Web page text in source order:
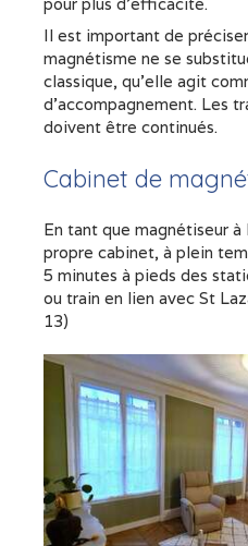
Il est important de
magnétisme ne se
classique, qu'elle agit
d'accompagnement. Les
doivent être continués.
Cabinet de
En tant que magnétiseur à
propre cabinet, à plein
5 minutes à pieds des
ou train en lien avec St
13)